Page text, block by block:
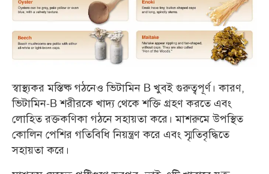
স্বাস্থ্যকর মস্তিষ্ক গঠনেও ভিটামিন B খুবই গুরুত্বপূর্ণ। কারণ,
ভিটামিন-B শরীরকে খাদ্য থেকে শক্তি গ্রহণ করতে এবং
লোহিত রক্তকণিকা গঠনে সহায়তা করে। মাশরুমে উপস্থিত
কোলিন পেশির গতিবিধি নিয়ন্ত্রণ করে এবং স্মৃতিবৃদ্ধিতে
সহায়তা করে।